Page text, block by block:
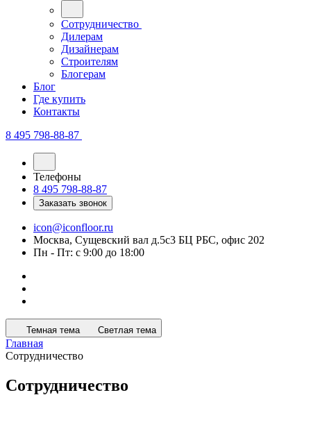
Сотрудничество
Дилерам
Дизайнерам
Строителям
Блогерам
Блог
Где купить
Контакты
8 495 798-88-87
Телефоны
8 495 798-88-87
Заказать звонок
icon@iconfloor.ru
Москва, Сущевский вал д.5с3 БЦ РБС, офис 202
Пн - Пт: с 9:00 до 18:00
Темная тема Светлая тема
Главная
Сотрудничество
Сотрудничество